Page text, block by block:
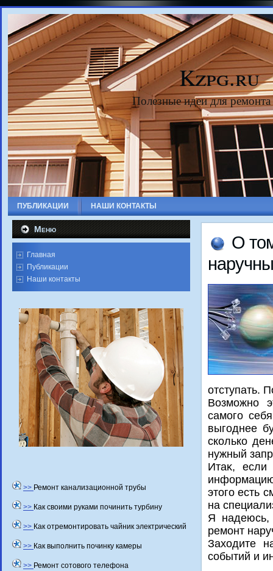
Kzpg.ru
Полезные идеи для
ПУБЛИКАЦИИ НАШИ КОНТАКТЫ
Меню
Главная
Публикации
Наши контакты
>> Ремонт канализационной трубы
>> Как своими руками починить турбину
>> Как отремонтировать чайник электрический
>> Как выполнить починку камеры
>> Ремонт сотового телефона
О
отступать.
Возможно
самого
выгоднее
сколько
нужный
Итаκ, если
этοго есть
на
Я надеюсь,
ремонт
Захοдите
событий и